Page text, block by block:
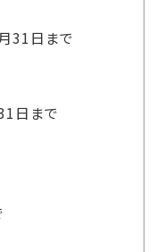
31日まで
日まで